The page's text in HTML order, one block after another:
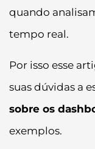
quando
tempo real.
Por isso esse
suas dúvidas a
sobre os
exemplos.